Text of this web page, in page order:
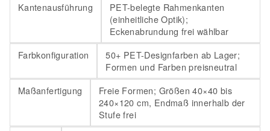
Kantenausführung
PET-belegte Rahmenkanten
(einheitliche Optik);
Eckenabrundung frei wählbar
Farbkonfiguration
50+ PET-Designfarben ab Lager;
Formen und Farben preisneutral
Maßanfertigung
Freie Formen; Größen 40×40 bis
240×120 cm, Endmaß innerhalb der
Stufe frei